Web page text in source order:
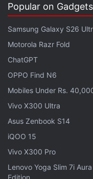
pour tous les
abonnements
anglais, et qu'il
utilisateurs peuvent
« @Canva », suivi
Canva réalisées
entièrement
Canva Brand Kit », a
Le connecteur
génération
Magic Layers de
une image dans
Popular on Gadgets
Samsung Galaxy S26
Motorola Razr Fold
ChatGPT
OPPO Find N6
Mobiles Under Rs.
Vivo X300 Ultra
Asus Zenbook S14
iQOO 15
Vivo X300 Pro
Lenovo Yoga Slim 7i Aura
Edition